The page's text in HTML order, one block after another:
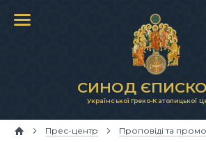
СИНОД
Української Греко-Католицької
Прес-центр Проповіді та